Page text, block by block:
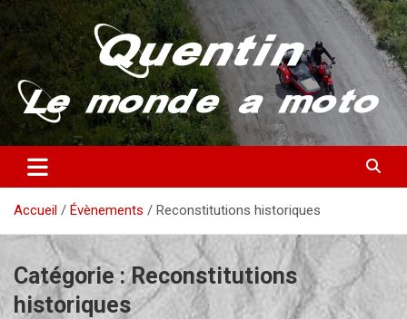
Aller
au
contenu
Quentin – Le monde à moto
Partez à la découverte du monde en vieille bécane
Accueil Évènements Reconstitutions historiques
Catégorie :Reconstitutions
historiques